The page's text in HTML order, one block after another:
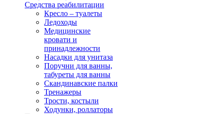
Средства реабилитации
Кресло – туалеты
Ледоходы
Медицинские
кровати и
принадлежности
Насадки для унитаза
Поручни для ванны,
табуреты для ванны
Скандинавские палки
Тренажеры
Трости, костыли
Ходунки, роллаторы